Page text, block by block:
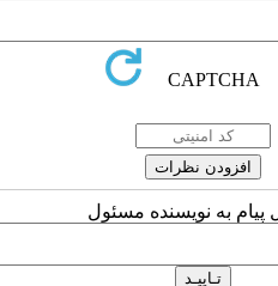
پیام به نویسنده مسئول